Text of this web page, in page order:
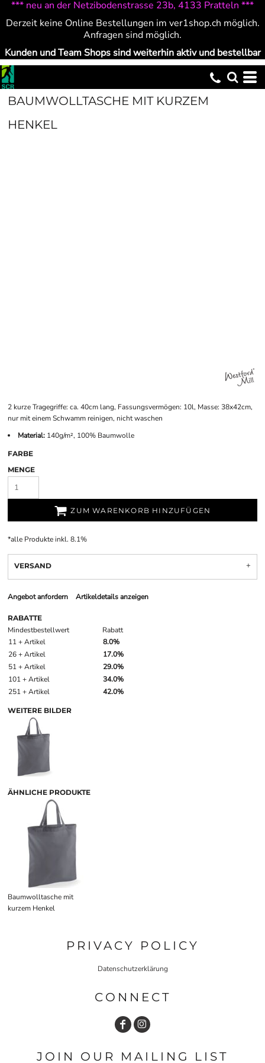
*** neu an der Netzibodenstrasse 23b, 4133 Pratteln ***
Derzeit keine Online Bestellungen im ver1shop.ch möglich.
Anfragen sind möglich.
Kunden und Team Shops sind weiterhin aktiv und bestellbar
BAUMWOLLTASCHE MIT KURZEM
HENKEL
2 kurze Tragegriffe: ca. 40cm lang, Fassungsvermögen: 10l, Masse: 38x42cm,
nur mit einem Schwamm reinigen, nicht waschen
Material: 140g/m², 100% Baumwolle
FARBE
MENGE
ZUM WARENKORB HINZUFÜGEN
*alle Produkte inkl. 8.1%
VERSAND
Angebot anfordern Artikeldetails anzeigen
RABATTE
Mindestbestellwert
Rabatt
11 + Artikel
8.0%
26 + Artikel
17.0%
51 + Artikel
29.0%
101 + Artikel
34.0%
251 + Artikel
42.0%
WEITERE BILDER
ÄHNLICHE PRODUKTE
Baumwolltasche mit
kurzem Henkel
PRIVACY POLICY
Datenschutzerklärung
CONNECT
JOIN OUR MAILING LIST